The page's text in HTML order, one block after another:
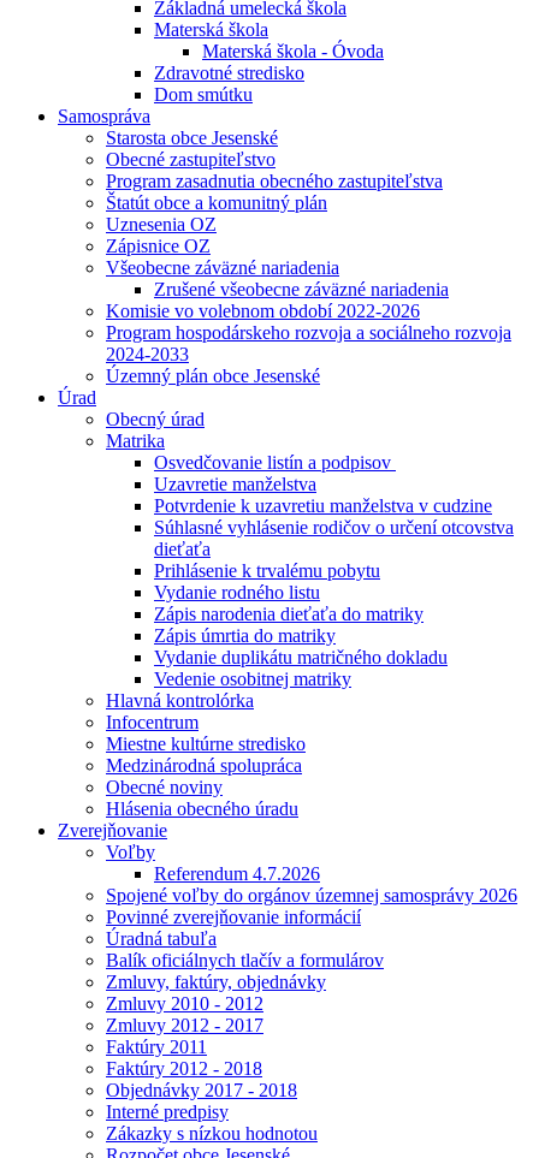
Základná umelecká škola
Materská škola
Materská škola - Óvoda
Zdravotné stredisko
Dom smútku
Samospráva
Starosta obce Jesenské
Obecné zastupiteľstvo
Program zasadnutia obecného zastupiteľstva
Štatút obce a komunitný plán
Uznesenia OZ
Zápisnice OZ
Všeobecne záväzné nariadenia
Zrušené všeobecne záväzné nariadenia
Komisie vo volebnom období 2022-2026
Program hospodárskeho rozvoja a sociálneho rozvoja
2024-2033
Územný plán obce Jesenské
Úrad
Obecný úrad
Matrika
Osvedčovanie listín a podpisov
Uzavretie manželstva
Potvrdenie k uzavretiu manželstva v cudzine
Súhlasné vyhlásenie rodičov o určení otcovstva
dieťaťa
Prihlásenie k trvalému pobytu
Vydanie rodného listu
Zápis narodenia dieťaťa do matriky
Zápis úmrtia do matriky
Vydanie duplikátu matričného dokladu
Vedenie osobitnej matriky
Hlavná kontrolórka
Infocentrum
Miestne kultúrne stredisko
Medzinárodná spolupráca
Obecné noviny
Hlásenia obecného úradu
Zverejňovanie
Voľby
Referendum 4.7.2026
Spojené voľby do orgánov územnej samosprávy 2026
Povinné zverejňovanie informácií
Úradná tabuľa
Balík oficiálnych tlačív a formulárov
Zmluvy, faktúry, objednávky
Zmluvy 2010 - 2012
Zmluvy 2012 - 2017
Faktúry 2011
Faktúry 2012 - 2018
Objednávky 2017 - 2018
Interné predpisy
Zákazky s nízkou hodnotou